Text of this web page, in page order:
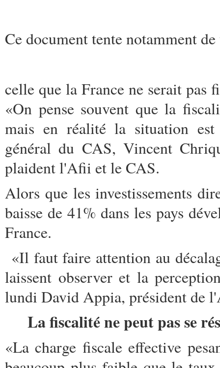
Ce document tente notamment
celle que la France ne serait pas
«On pense souvent que la
mais en réalité la situation
général du CAS, Vincent
plaident l'Afii et le CAS.
Alors que les investissements
baisse de 41% dans les pays
France.
«Il faut faire attention au
laissent observer et la
lundi David Appia, président de
La fiscalité ne peut pas se
«La charge fiscale effective